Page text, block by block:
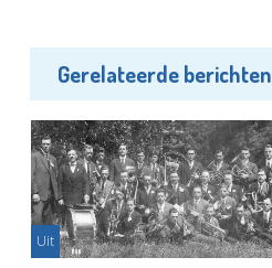
Gerelateerde berichten
Uit